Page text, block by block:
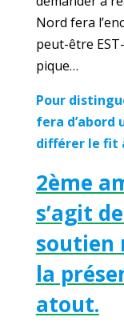
Nord fera
peut-être
pique…
Pour
fera d’abord
différer le fit
2ème
s’agit
soutien
la
atout.